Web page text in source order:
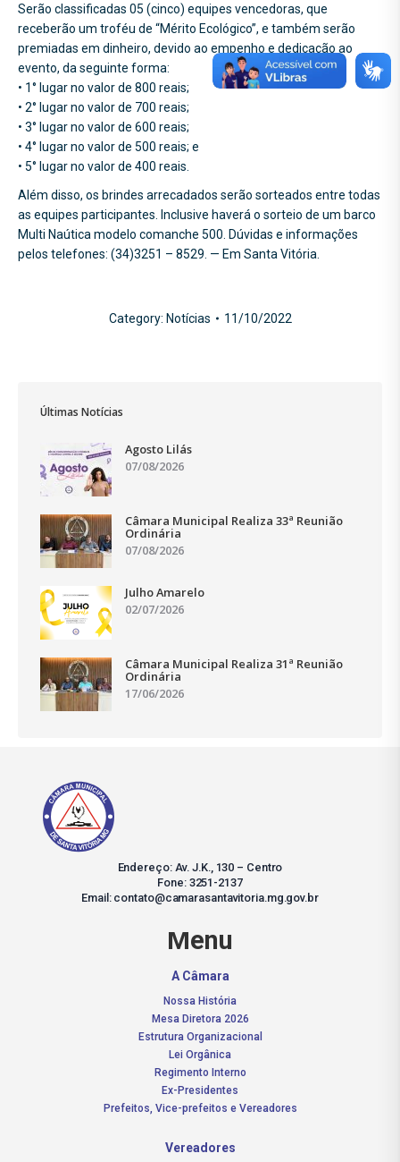
Serão classificadas 05 (cinco) equipes vencedoras, que
receberão um troféu de “Mérito Ecológico”, e também serão
premiadas em dinheiro, devido ao empenho e dedicação ao
evento, da seguinte forma:
• 1° lugar no valor de 800 reais;
• 2° lugar no valor de 700 reais;
• 3° lugar no valor de 600 reais;
• 4° lugar no valor de 500 reais; e
• 5° lugar no valor de 400 reais.
Além disso, os brindes arrecadados serão sorteados entre todas
as equipes participantes. Inclusive haverá o sorteio de um barco
Multi Naútica modelo comanche 500. Dúvidas e informações
pelos telefones: (34)3251 – 8529. — Em Santa Vitória.
Category: Notícias 11/10/2022
Últimas Notícias
Agosto Lilás
07/08/2026
Câmara Municipal Realiza 33ª Reunião
Ordinária
07/08/2026
Julho Amarelo
02/07/2026
Câmara Municipal Realiza 31ª Reunião
Ordinária
17/06/2026
Endereço: Av. J.K., 130 – Centro
Fone: 3251-2137
Email: contato@camarasantavitoria.mg.gov.br
Menu
A Câmara
Nossa História
Mesa Diretora 2026
Estrutura Organizacional
Lei Orgânica
Regimento Interno
Ex-Presidentes
Prefeitos, Vice-prefeitos e Vereadores
Vereadores